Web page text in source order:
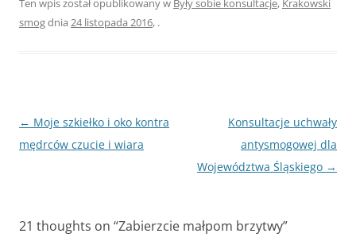
smogdnia 24 listopada 2016, .
Zobacz
wpisy
← Moje szkiełko i oko kontra
mędrców czucie i wiara
Konsultacje uchwały
antysmogowej dla
Województwa Śląskiego →
21 thoughts on “Zabierzcie małpom brzytwy”